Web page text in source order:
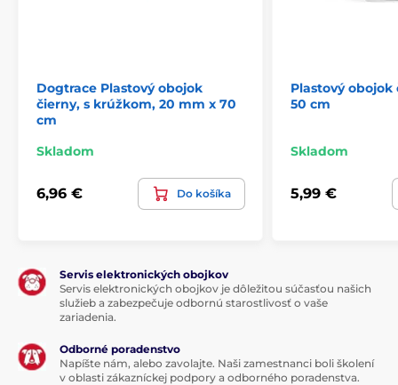
Dogtrace Plastový obojok
čierny, s krúžkom, 20 mm x 70
cm
Skladom
6,96 € Do košíka
Plastový obojok
50 cm
Skladom
5,99 €
Servis elektronických obojkov
Servis elektronických obojkov je dôležitou súčasťou našich
služieb a zabezpečuje odbornú starostlivosť o vaše
zariadenia.
Odborné poradenstvo
Napíšte nám, alebo zavolajte. Naši zamestnanci boli školení
v oblasti zákazníckej podpory a odborného poradenstva.